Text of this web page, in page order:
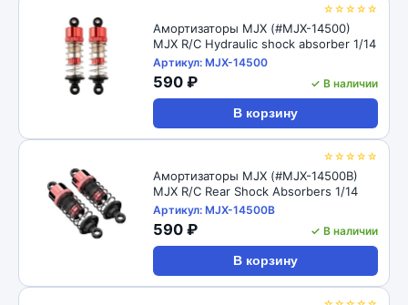
☆☆☆☆☆
Амортизаторы MJX (#MJX-14500)
MJX R/C Hydraulic shock absorber 1/14
Артикул: MJX-14500
590 ₽ ✓ В наличии
В корзину
☆☆☆☆☆
Амортизаторы MJX (#MJX-14500B)
MJX R/C Rear Shock Absorbers 1/14
Артикул: MJX-14500B
590 ₽ ✓ В наличии
В корзину